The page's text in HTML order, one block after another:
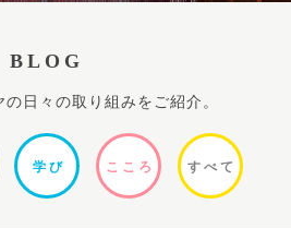
BLOG
日々の取り組みをご紹介。
学 び ここ ろ すべて